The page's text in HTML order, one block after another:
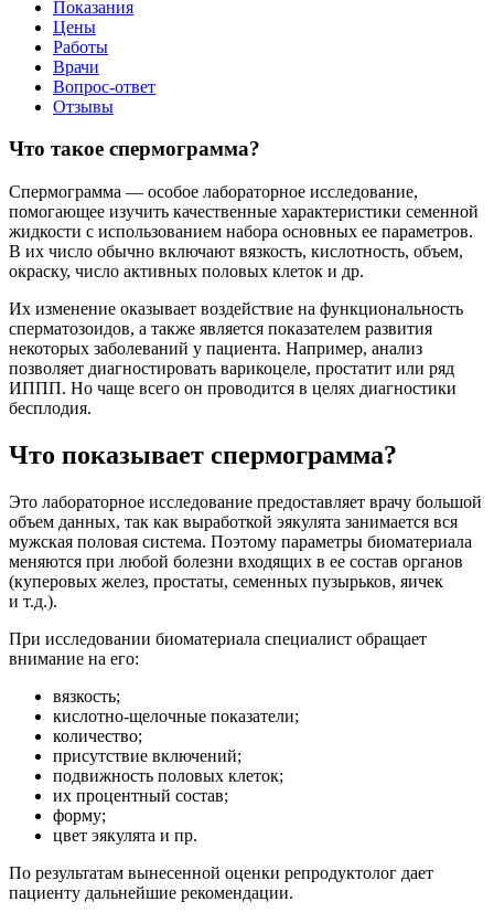
Показания
Цены
Работы
Врачи
Вопрос-ответ
Отзывы
Что такое спермограмма?
Спермограмма — особое лабораторное исследование,
помогающее изучить качественные характеристики семенной
жидкости с использованием набора основных ее параметров.
В их число обычно включают вязкость, кислотность, объем,
окраску, число активных половых клеток и др.
Их изменение оказывает воздействие на функциональность
сперматозоидов, а также является показателем развития
некоторых заболеваний у пациента. Например, анализ
позволяет диагностировать варикоцеле, простатит или ряд
ИППП. Но чаще всего он проводится в целях диагностики
бесплодия.
Что показывает спермограмма?
Это лабораторное исследование предоставляет врачу большой
объем данных, так как выработкой эякулята занимается вся
мужская половая система. Поэтому параметры биоматериала
меняются при любой болезни входящих в ее состав органов
(куперовых желез, простаты, семенных пузырьков, яичек
и т.д.).
При исследовании биоматериала специалист обращает
внимание на его:
вязкость;
кислотно-щелочные показатели;
количество;
присутствие включений;
подвижность половых клеток;
их процентный состав;
форму;
цвет эякулята и пр.
По результатам вынесенной оценки репродуктолог дает
пациенту дальнейшие рекомендации.